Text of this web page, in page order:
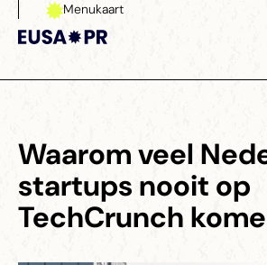
Menukaart
Sluiten
Waarom veel
startups nooit op
TechCrunch